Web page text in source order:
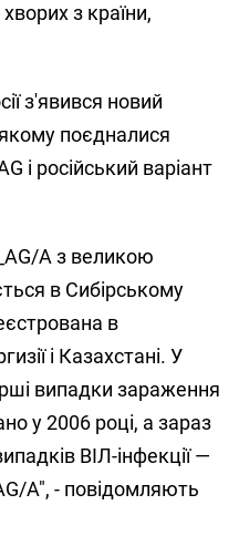
з країни,
з'явився новий
поєдналися
і російський варіант
A з великою
в Сибірському
в
і Казахстані. У
випадки зараження
у 2006 році, а зараз
ВІЛ-інфекції —
A", - повідомляють